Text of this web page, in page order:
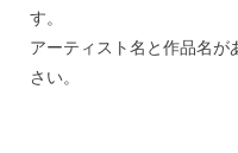
す。
アーティスト名と作品名
さい。